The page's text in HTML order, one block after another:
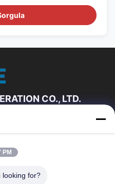
CO., LTD.
Hakkımızda
Kalite Kontrol
PM
looking for?